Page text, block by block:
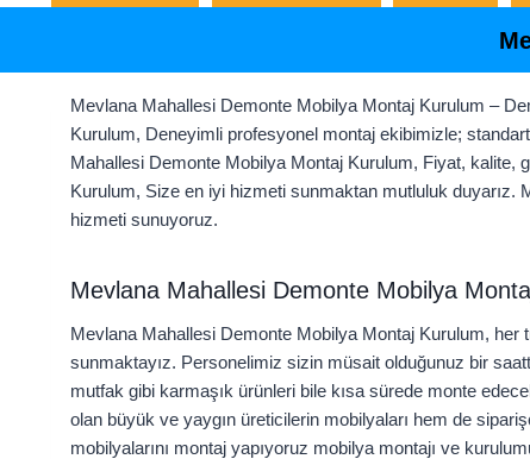
Mevlana Mahallesi Demonte Mobilya Montaj Kurulum –
Kurulum, Deneyimli profesyonel montaj ekibimizle;
Mahallesi Demonte Mobilya Montaj Kurulum, Fiyat, kalite,
Kurulum, Size en iyi hizmeti sunmaktan mutluluk duyarız.
hizmeti sunuyoruz.
Mevlana Mahallesi Demonte Mobilya
Mevlana Mahallesi Demonte Mobilya Montaj Kurulum,
sunmaktayız. Personelimiz sizin müsait olduğunuz bir
mutfak gibi karmaşık ürünleri bile kısa sürede monte
olan büyük ve yaygın üreticilerin mobilyaları hem de
mobilyalarını montaj yapıyoruz mobilya montajı ve